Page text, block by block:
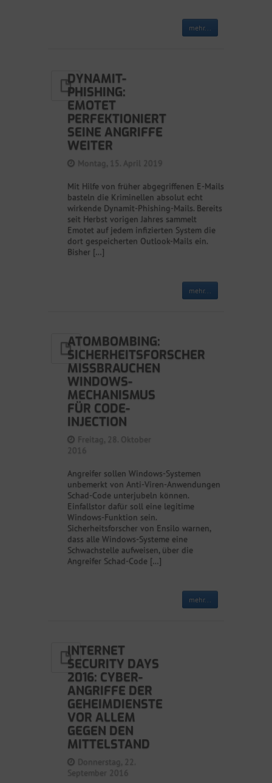
mehr...
DYNAMIT-
PHISHING:
EMOTET
PERFEKTIONIERT
SEINE ANGRIFFE
WEITER
Montag, 15. April 2019
Mit Hilfe von früher abgegriffenen E-Mails
basteln die Kriminellen absolut echt
wirkende Dynamit-Phishing-Mails. Bereits
seit Herbst vorigen Jahres sammelt
Emotet auf jedem infizierten System die
dort gespeicherten Outlook-Mails ein.
Bisher […]
mehr...
ATOMBOMBING:
SICHERHEITSFORSCHER
MISSBRAUCHEN
WINDOWS-
MECHANISMUS
FÜR CODE-
INJECTION
Freitag, 28. Oktober
2016
Angreifer sollen Windows-Systemen
unbemerkt von Anti-Viren-Anwendungen
Schad-Code unterjubeln können.
Einfallstor dafür soll eine legitime
Windows-Funktion sein.
Sicherheitsforscher von Ensilo warnen,
dass alle Windows-Systeme eine
Schwachstelle aufweisen, über die
Angreifer Schad-Code […]
mehr...
INTERNET
SECURITY DAYS
2016: CYBER-
ANGRIFFE DER
GEHEIMDIENSTE
VOR ALLEM
GEGEN DEN
MITTELSTAND
Donnerstag, 22.
September 2016